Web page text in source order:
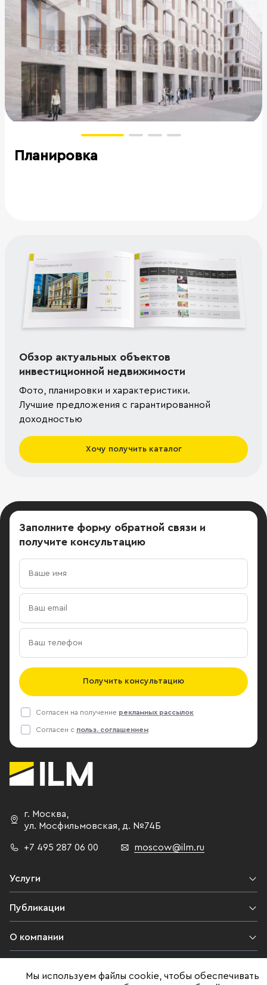
Планировка
Обзор актуальных объектов
инвестиционной недвижимости
Фото, планировки и характеристики.
Лучшие предложения с гарантированной
доходностью
Хочу получить каталог
Заполните форму обратной связи и
получите консультацию
Получить консультацию
Согласен на получение рекламных рассылок
Согласен с польз. соглашением
г. Москва
ул. Мосфильмовская,
д. №74Б
+7 495 287 06 00 moscow@ilm.ru
Услуги
Публикации
О компании
Мы используем файлы cookie, чтобы обеспечивать